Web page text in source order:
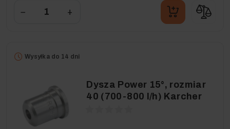
− +
Wysyłka do 14 dni
Dysza Power 15°, rozmiar
40 (700-800 l/h) Karcher